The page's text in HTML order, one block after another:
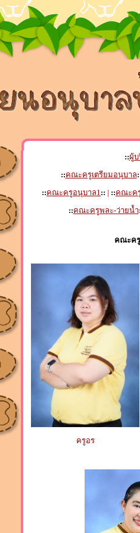
ครูอร
คณะค
::ผู้บ
::คณะครูเตรียมอนุบาล
::คณะครูอนุบาล1:: | ::คณะค
::คณะครูพละ-ว่ายน้ำ